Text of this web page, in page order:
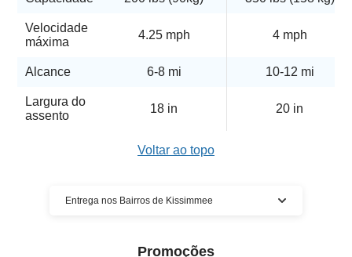
Velocidade
máxima
4.25 mph 4 mph
Alcance 6-8 mi 10-12 mi
Largura do
assento
18 in 20 in
Voltar ao topo
Entrega nos Bairros de Kissimmee
Promoções